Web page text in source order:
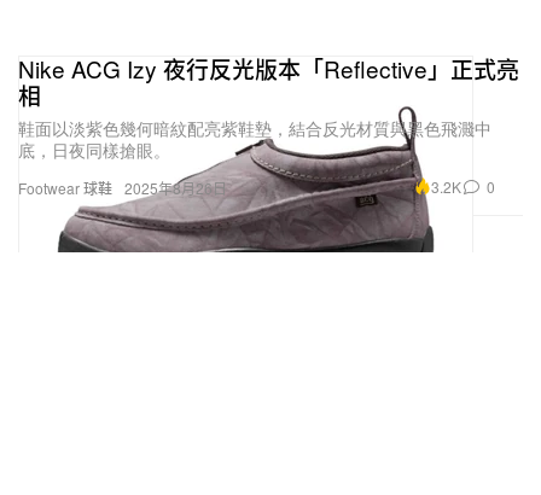
Footwear 球鞋
Nike ACG Izy 夜行反光版本「Reflective」正式亮
相
鞋面以淡紫色幾何暗紋配亮紫鞋墊，結合反光材質與黑色飛濺中
底，日夜同樣搶眼。
2025年8月26日 3.2K 0